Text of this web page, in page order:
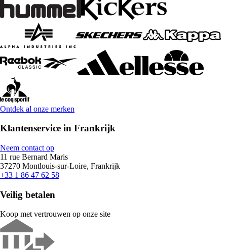
Ontdek al onze merken
Klantenservice in Frankrijk
Neem contact op
11 rue Bernard Maris
37270 Montlouis-sur-Loire, Frankrijk
+33 1 86 47 62 58
Veilig betalen
Koop met vertrouwen op onze site